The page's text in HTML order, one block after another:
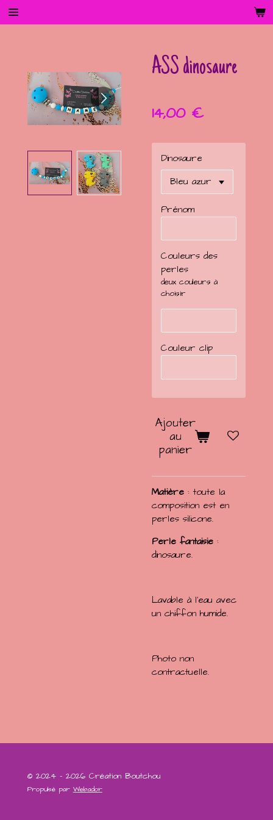
Passer
au
ASS dinosaure
14,00 €
Dinosaure
Prénom
Couleurs des
perles
deux couleurs à
choisir
Couleur clip
Ajouter
au
panier
Matière : toute la
composition est en
perles silicone.
Perle fantaisie :
dinosaure.
Lavable à l'eau avec
un chiffon humide.
Photo non
contractuelle.
© 2024 - 2026 Création Boutchou
Propulsé par Webador